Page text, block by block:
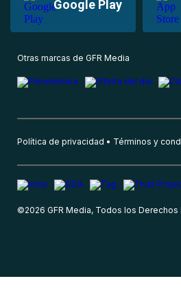
Google Play
Otras marcas de GFR Media
Política de privacidad Términos y
©2026 GFR Media, Todos los Derechos